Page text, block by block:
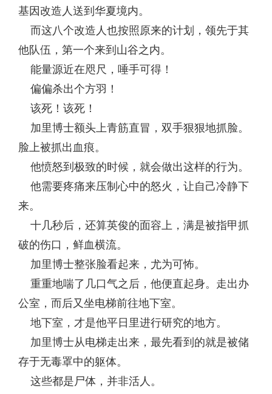
基因改造人送到华夏境内。
而这八个改造人也按照原来的计划，领先于其
他队伍，第一个来到山谷之内。
能量源近在咫尺，唾手可得！
偏偏杀出个方羽！
该死！该死！
加里博士额头上青筋直冒，双手狠狠地抓脸。
脸上被抓出血痕。
他愤怒到极致的时候，就会做出这样的行为。
他需要疼痛来压制心中的怒火，让自己冷静下
来。
十几秒后，还算英俊的面容上，满是被指甲抓
破的伤口，鲜血横流。
加里博士整张脸看起来，尤为可怖。
重重地喘了几口气之后，他便直起身。走出办
公室，而后又坐电梯前往地下室。
地下室，才是他平日里进行研究的地方。
加里博士从电梯走出来，最先看到的就是被储
存于无毒罩中的躯体。
这些都是尸体，并非活人。